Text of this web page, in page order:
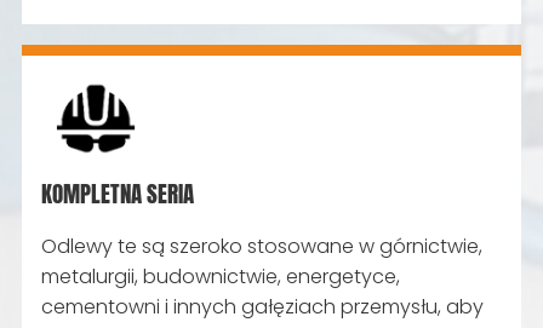
KOMPLETNA SERIA
Odlewy te są szeroko stosowane w górnictwie,
metalurgii, budownictwie, energetyce,
cementowni i innych gałęziach przemysłu, aby